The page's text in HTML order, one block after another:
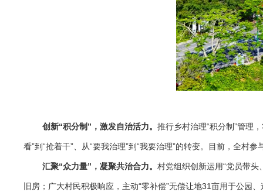
创新“积分制”，激发自治活力。 推行乡村治理“积分制”管理
看”到“抢着干”、从“要我治理”到“我要治理”的转变。目前，全村
汇聚“众力量”，凝聚共治合力。 村党组织创新运用“党员带
旧房；广大村民积极响应，主动“零补偿”无偿让地31亩用于公园